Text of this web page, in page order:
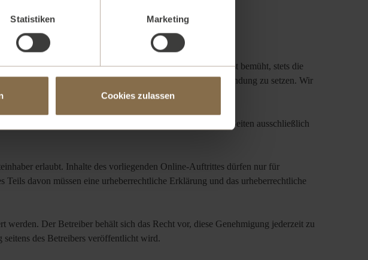
Statistiken Marketing
Cookies zulassen
Die "VILA VITA Marburg GmbH" als Betreiber der Seite ist bemüht, stets die
den betroffenen Rechteinhaber bitten, sich mit uns in Verbindung zu setzen. Wir
der jeweiligen Eigentümer und werden auf diesen Seiten ausschließlich
erlaubt. Inhalte des vorliegenden Online-Auftrittes dürfen nur für
davon müssen eine urheberrechtliche Erklärung und das urheberrechtliche
Der Betreiber behält sich das Recht vor, diese Genehmigung jederzeit zu
des Betreibers veröffentlicht wird.